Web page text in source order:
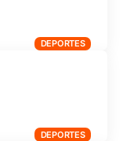
DEPORTES
DEPORTES